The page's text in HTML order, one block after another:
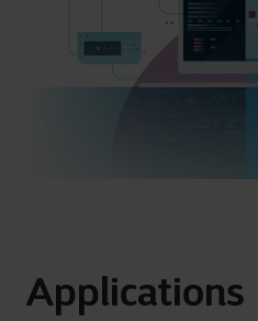
Applications